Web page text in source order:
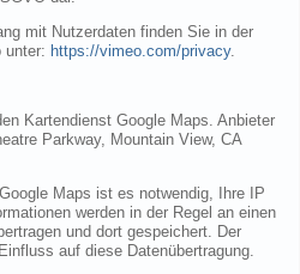
mit Nutzerdaten finden Sie in der
unter: https://vimeo.com/privacy.
Kartendienst Google Maps. Anbieter
Parkway, Mountain View, CA
Maps ist es notwendig, Ihre IP
werden in der Regel an einen
und dort gespeichert. Der
auf diese Datenübertragung.